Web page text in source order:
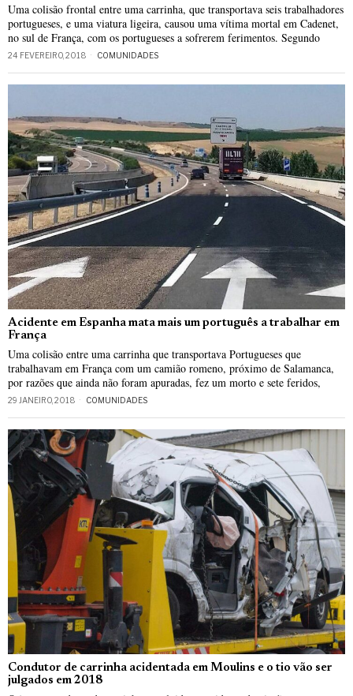
Uma colisão frontal entre uma carrinha, que transportava seis trabalhadores
portugueses, e uma viatura ligeira, causou uma vítima mortal em Cadenet,
no sul de França, com os portugueses a sofrerem ferimentos. Segundo
24 FEVEREIRO, 2018 COMUNIDADES
Acidente em Espanha mata mais um português a trabalhar em
França
Uma colisão entre uma carrinha que transportava Portugueses que
trabalhavam em França com um camião romeno, próximo de Salamanca,
por razões que ainda não foram apuradas, fez um morto e sete feridos,
29 JANEIRO, 2018 COMUNIDADES
Condutor de carrinha acidentada em Moulins e o tio vão ser
julgados em 2018